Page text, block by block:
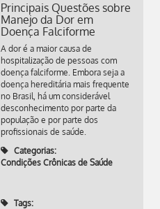
Principais Questões sobre
Manejo da Dor em
Doença Falciforme
A dor é a maior causa de
hospitalização de pessoas com
doença falciforme. Embora seja a
doença hereditária mais frequente
no Brasil, há um considerável
desconhecimento por parte da
população e por parte dos
profissionais de saúde.
Categorias:
Condições Crônicas de Saúde
Tags: